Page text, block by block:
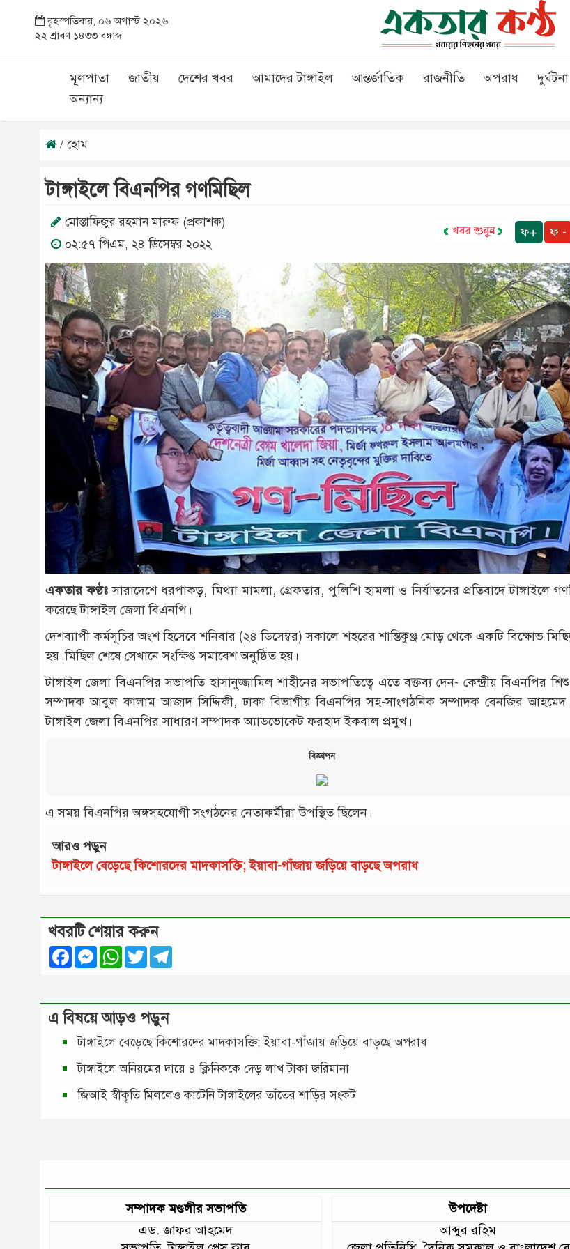
বৃহস্পতিবার, ০৬ অগাস্ট ২০২৬
২২ শ্রাবণ ১৪৩৩ বঙ্গাব্দ
মূলপাতা জাতীয় দেশের খবর আমাদের টাঙ্গাইল আন্তর্জাতিক রাজনীতি অপরাধ দুর্ঘটনা
অন্যান্য
/ হোম
টাঙ্গাইলে বিএনপির গণমিছিল
মোস্তাফিজুর রহমান মারুফ (প্রকাশক)
০২:৫৭ পিএম, ২৪ ডিসেম্বর ২০২২
ফ+ ফ -
একতার কণ্ঠঃ সারাদেশে ধরপাকড়, মিথ্যা মামলা, গ্রেফতার, পুলিশি হামলা ও নির্যাতনের প্রতিবাদে টাঙ্গাইলে
করেছে টাঙ্গাইল জেলা বিএনপি।
দেশব্যাপী কর্মসূচির অংশ হিসেবে শনিবার (২৪ ডিসেম্বর) সকালে শহরের শান্তিকুঞ্জ মোড় থেকে একটি বিক্ষোভ
হয়।মিছিল শেষে সেখানে সংক্ষিপ্ত সমাবেশ অনুষ্ঠিত হয়।
টাঙ্গাইল জেলা বিএনপির সভাপতি হাসানুজ্জামিল শাহীনের সভাপতিত্বে এতে বক্তব্য দেন- কেন্দ্রীয় বিএনপির
সম্পাদক আবুল কালাম আজাদ সিদ্দিকী, ঢাকা বিভাগীয় বিএনপির সহ-সাংগঠনিক সম্পাদক বেনজির আহমেদ
টাঙ্গাইল জেলা বিএনপির সাধারণ সম্পাদক অ্যাডভোকেট ফরহাদ ইকবাল প্রমুখ।
বিজ্ঞাপন
এ সময় বিএনপির অঙ্গসহযোগী সংগঠনের নেতাকর্মীরা উপস্থিত ছিলেন।
আরও পড়ুন
টাঙ্গাইলে বেড়েছে কিশোরদের মাদকাসক্তি; ইয়াবা-গাঁজায় জড়িয়ে বাড়ছে অপরাধ
খবরটি শেয়ার করুন
FacebookMessenger
WhatsApp
Twitter
এ বিষয়ে আড়ও পড়ুন
টাঙ্গাইলে বেড়েছে কিশোরদের মাদকাসক্তি; ইয়াবা-গাঁজায় জড়িয়ে বাড়ছে অপরাধ
টাঙ্গাইলে অনিয়মের দায়ে ৪ ক্লিনিককে দেড় লাখ টাকা জরিমানা
জিআই স্বীকৃতি মিললেও কাটেনি টাঙ্গাইলের তাঁতের শাড়ির সংকট
সম্পাদক মণ্ডলীর সভাপতি
এড. জাফর আহমেদ
উপদেষ্টা
আব্দুর রহিম